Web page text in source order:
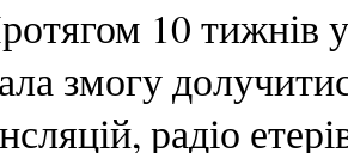
10 тижнів у
змогу
радіо